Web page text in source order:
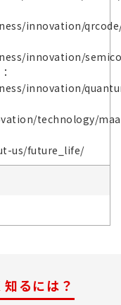
innovation/
innovation/
innovation/
technology/
us/future_life/
るには？